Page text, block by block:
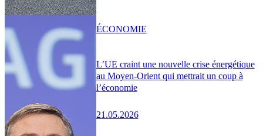
L’UE craint une nouvelle crise énergétique
au Moyen-Orient qui mettrait un coup à
l’économie
21.05.2026
ÉCONOMIE